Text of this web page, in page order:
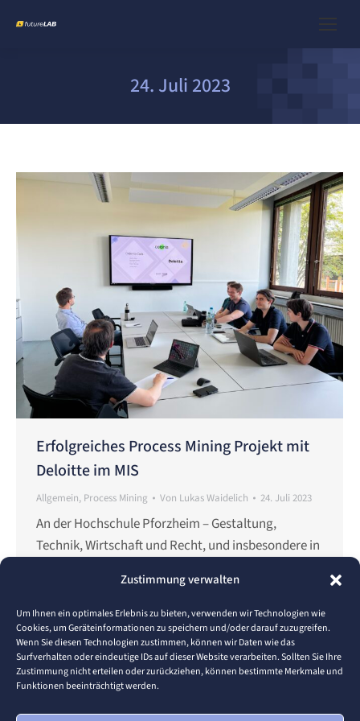
Zustimmung verwalten
Um Ihnen ein optimales Erlebnis zu bieten, verwenden wir Technologien wie
Cookies, um Geräteinformationen zu speichern und/oder darauf zuzugreifen.
Wenn Sie diesen Technologien zustimmen, können wir Daten wie das
Surfverhalten oder eindeutige IDs auf dieser Website verarbeiten. Sollten Sie Ihre
Zustimmung nicht erteilen oder zurückziehen, können bestimmte Merkmale und
Funktionen beeinträchtigt werden.
24. Juli 2023
Erfolgreiches Process Mining Projekt mit
Deloitte im MIS
Allgemein, Process Mining Von Lukas Waidelich 24. Juli 2023
An der Hochschule Pforzheim – Gestaltung,
Technik, Wirtschaft und Recht, und insbesondere in
Pforzheim, legen wir großen Wert auf
Praxisrelevanz. Durch Fallstudien mit
Industriepartnern können Studierende ihre
erworbenen Fähigkeiten anwenden und
weiterentwickeln. Als Beispiel für viele Projekte
möchten wir Einblicke in unsere aufregende